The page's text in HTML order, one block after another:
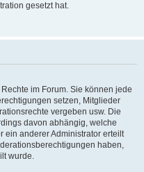
gesetzt hat.
im Forum. Sie können jede
setzen, Mitglieder
vergeben usw. Die
davon abhängig, welche
ein anderer Administrator erteilt
haben,
wurde.